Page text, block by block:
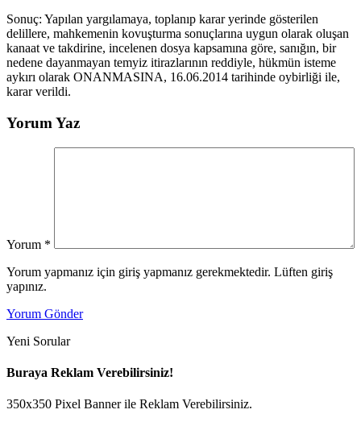
Sonuç: Yapılan yargılamaya, toplanıp karar yerinde gösterilen
delillere, mahkemenin kovuşturma sonuçlarına uygun olarak oluşan
kanaat ve takdirine, incelenen dosya kapsamına göre, sanığın, bir
nedene dayanmayan temyiz itirazlarının reddiyle, hükmün isteme
aykırı olarak ONANMASINA, 16.06.2014 tarihinde oybirliği ile,
karar verildi.
Yorum Yaz
Yorum *
Yorum yapmanız için giriş yapmanız gerekmektedir. Lüften giriş
yapınız.
Yorum Gönder
Yeni Sorular
Buraya Reklam Verebilirsiniz!
350x350 Pixel Banner ile Reklam Verebilirsiniz.